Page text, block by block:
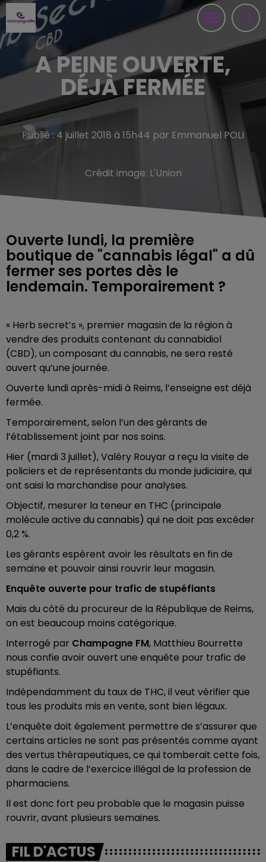
A PEINE OUVERTE,
DÉJÀ FERMÉE
Publié : 4 juillet 2018 à 15h44 par Emmanuel POLI
Crédit image: L'Union
Ouverte lundi, la première
boutique de "cannabis légal" a dû
fermer ses portes dès le
lendemain. Temporairement ?
« Herb secret’s », premier magasin de la région à
vendre des produits contenant du cannabidiol
(CBD), un composant du cannabis, ne sera resté
ouvert qu’une journée.
Ouverte lundi après-midi à Reims, l’enseigne est déjà
fermée.
Temporairement, selon l’un des gérants de
l’établissement joint par nos soins.
Hier (mardi 3 juillet), Valéry Rouyar a reçu la visite de
policiers et de représentants du monde judiciaire, qui
ont saisi la marchandise pour analyses.
Objectif, mesurer la teneur en THC (principale
molécule active du cannabis) qui ne doit pas excéder
0,2 %.
Les gérants espèrent avoir les résultats en fin de
semaine et pouvoir ainsi rouvrir leur magasin.
Enquête ouverte pour trafic de stupéfiants
Mais du côté du procureur de la République de Reims,
on est beaucoup moins catégorique.
Interrogé par Champagne FM, Matthieu Bourrette
nous confie avoir ouvert une enquête pour trafic de
stupéfiants.
Indépendamment du taux de THC, il veut vérifier que
tous les produits mis en vente, sont bien légaux.
L’enquête doit également permettre de s’assurer que
certains articles ne sont pas présentés comme ayant
des vertus thérapeutiques, ce qui tomberait cette fois,
dans le cadre de l’exercice illégal de la profession de
pharmaciens.
Il est donc fort peu probable que le magasin puisse
rouvrir, avant plusieurs semaines.
FIL D'ACTUS